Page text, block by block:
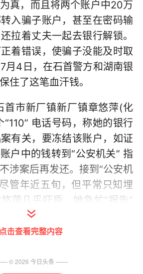
真，而且将两个账户中20万
入骗子账户，甚至在密码输
拉着丈夫一起去银行解锁。
着错误，使骗子没能及时取
月4日，在石首警方和湖南银
住了这笔血汗钱。
首市新厂镇新厂镇章悠萍(化
电话号码，称她的银行
有关，要冻结该账户，如证
户中的钱转到“公安机关” 指
涉案后再发还。接到“公安机
管年近五旬，但平常只知埋
萍几乎吓昏，她急忙“报告”
商业银行和农业银行两个账
安民警” 也告诉了章悠萍一个
，不许告诉任何人。放下电
点击查看完整内容
©2026 今日头条 ——